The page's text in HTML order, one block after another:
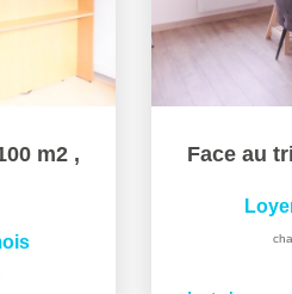
m2 ,
Face au